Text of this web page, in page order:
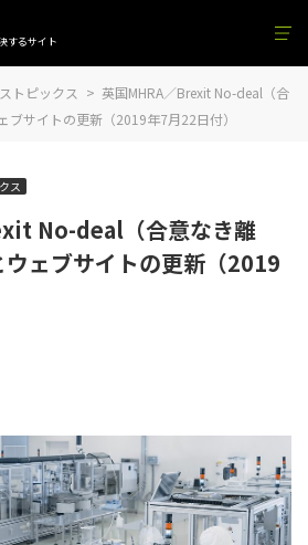
するサイト
トピックス
英国MHRA／Brexit No-deal（合
ブサイトの更新（2019年7月22日付）
No-deal（合意なき離
ェブサイトの更新（2019
ス